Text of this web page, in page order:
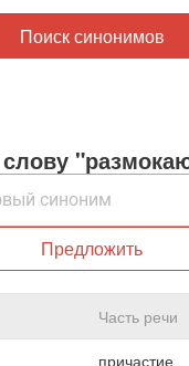
Поиск синонимов
Предложить
Часть речи
причастие